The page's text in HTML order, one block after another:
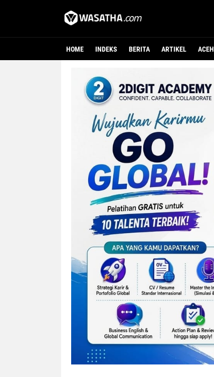
HOME INDEKS BERITA ARTIKEL ACEH